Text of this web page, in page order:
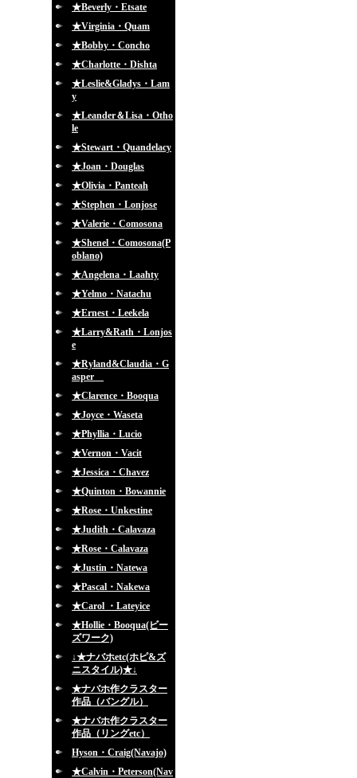
★Beverly・Etsate
★Virginia・Quam
★Bobby・Concho
★Charlotte・Dishta
★Leslie&Gladys・Lam
y
★Leander＆Lisa・Otho
le
★Stewart・Quandelacy
★Joan・Douglas
★Olivia・Panteah
★Stephen・Lonjose
★Valerie・Comosona
★Shenel・Comosona(P
oblano)
★Angelena・Laahty
★Yelmo・Natachu
★Ernest・Leekela
★Larry&Rath・Lonjos
e
★Ryland&Claudia・G
asper
★Clarence・Booqua
★Joyce・Waseta
★Phyllia・Lucio
★Vernon・Vacit
★Jessica・Chavez
★Quinton・Bowannie
★Rose・Unkestine
★Judith・Calavaza
★Rose・Calavaza
★Justin・Natewa
★Pascal・Nakewa
★Carol ・Lateyice
★Hollie・Booqua(ビー
ズワーク)
↓★ナバホetc(ホピ&ズ
ニスタイル)★↓
★ナバホ作クラスター
作品（バングル）
★ナバホ作クラスター
作品（リングetc）
Hyson・Craig(Navajo)
★Calvin・Peterson(Nav